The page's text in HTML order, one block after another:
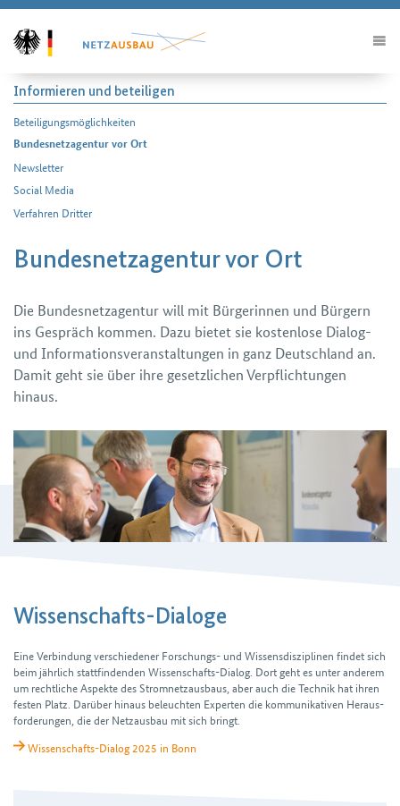
Informieren und beteiligen
Beteiligungs­möglichkeiten
Bundesnetzagentur vor Ort
Newsletter
Social Media
Verfahren Dritter
Bundesnetzagentur vor Ort
Die Bundes­netz­agentur will mit Bürgerinnen und Bürgern
ins Gespräch kommen. Dazu bietet sie kosten­lose Dialog-
und Informations­veranstaltungen in ganz Deutsch­land an.
Damit geht sie über ihre gesetzlichen Ver­pflichtungen
hinaus.
Wissenschafts-Dialoge
Eine Verbindung verschiedener Forschungs- und Wissens­disziplinen findet sich
beim jährlich stattfindenden Wissenschafts-Dialog. Dort geht es unter anderem
um recht­liche Aspekte des Strom­netz­ausbaus, aber auch die Technik hat ihren
festen Platz. Darüber hinaus beleuchten Experten die kommunikativen Heraus­
forderungen, die der Netz­ausbau mit sich bringt.
Wissenschafts-Dialog 2025 in Bonn